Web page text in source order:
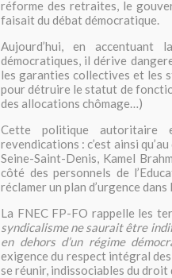
réforme des retraites, le
faisait du débat démocratique.
Aujourd’hui, en
démocratiques, il dérive
les garanties collectives et les
pour détruire le statut de
des allocations chômage…)
Cette politique autoritaire
revendications : c’est ainsi
Seine-Saint-Denis, Kamel
côté des personnels de
réclamer un plan d’urgence
La FNEC FP-FO rappelle les
syndicalisme ne saurait être
en dehors d’un régime
exigence du respect intégral
se réunir, indissociables du droit